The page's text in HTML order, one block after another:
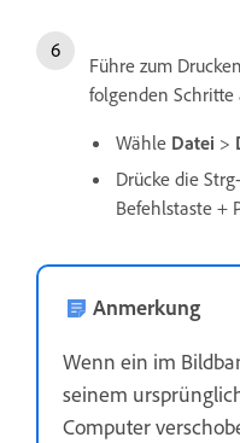
Führe zum
folgenden Schritte
Wähle Datei >
Drücke die
Befehlstaste +
Anmerkung
Wenn ein im
seinem
Computer